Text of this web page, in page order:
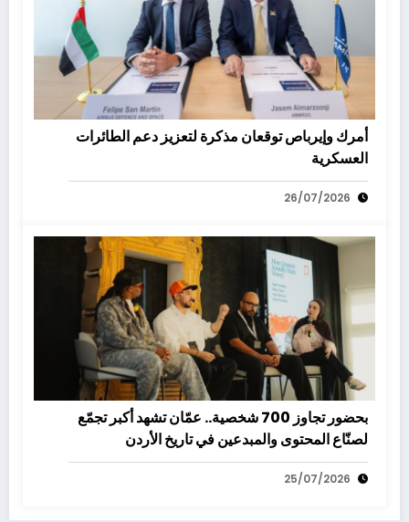
أمرك وإيرباص توقعان مذكرة لتعزيز دعم الطائرات
العسكرية
26/07/2026
بحضور تجاوز 700 شخصية.. عمّان تشهد أكبر تجمّع
لصنّاع المحتوى والمبدعين في تاريخ الأردن
25/07/2026